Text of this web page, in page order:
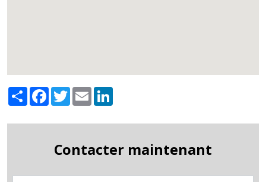
ShareFacebook
TwitterEmail
Contacter maintenant